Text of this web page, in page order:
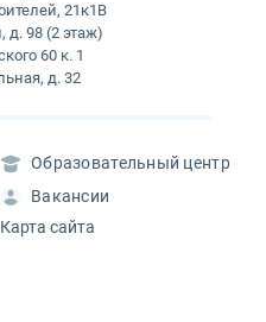
21к1В
д. 98 (2 этаж)
60 к. 1
д. 32
Образовательный центр
Вакансии
Карта сайта